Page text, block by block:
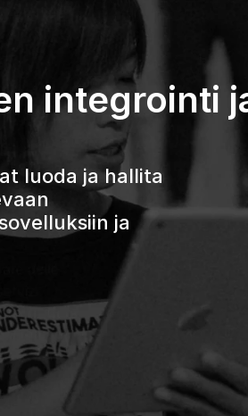
integrointi
luoda ja hallita
ja